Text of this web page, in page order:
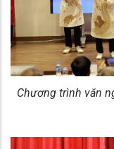
Chương trình văn